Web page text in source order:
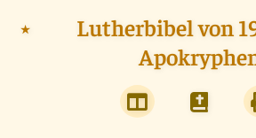
⭑
Lutherbibel von